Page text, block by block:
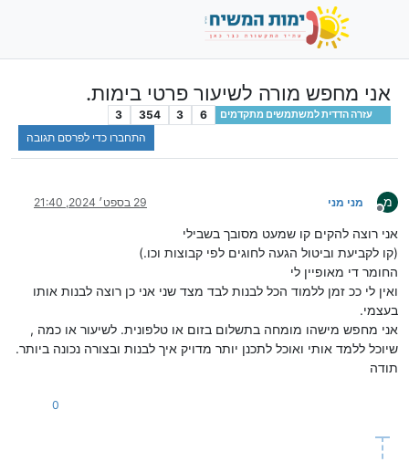
אני מחפש מורה לשיעור פרטי בימות.
עזרה הדדית למשתמשים מתקדמים 6
3
354
3
התחברו כדי לפרסם תגובה
מ
מנותק
מני מני 29 בספט׳ 2024, 21:40
אני רוצה להקים קו שמעט מסובך בשבילי
(קו לקביעת וביטול הגעה לחוגים לפי קבוצות וכו.)
החומר די מאופיין לי
ואין לי ככ זמן ללמוד הכל לבנות לבד מצד שני אני כן רוצה לבנות אותו
בעצמי.
אני מחפש מישהו מומחה בתשלום בזום או טלפונית. לשיעור או כמה ,
שיוכל ללמד אותי ואוכל לתכנן יותר מדויק איך לבנות ובצורה נכונה ביותר.
תודה
0